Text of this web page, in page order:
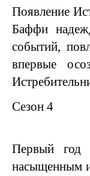
Появление
Баффи
событий,
впервые
Сезон 4
Первый год
насыщенным